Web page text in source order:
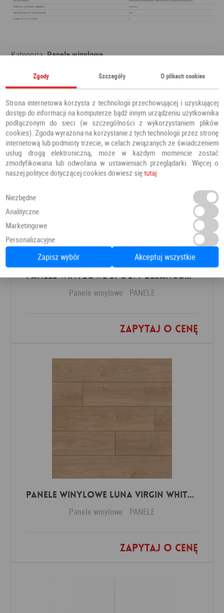
Kategoria:Panele winylowe
Polecamy również
Panele Winylowe SPC LVT Besancon 54641 Klasa 34 4.5 mm
Panele winylowe PANELE
Zapytaj o cenę
Dodaj do ulubionych
Panele winylowe Luna virgin white 57588 Klasa 34 3 mm
Panele winylowe PANELE
Zapytaj o cenę
Dodaj do ulubionych
Zgody Szczegóły O plikach cookies
Strona internetowa korzysta z technologii przechowującej i uzyskującej
dostęp do informacji na komputerze bądź innym urządzeniu użytkownika
podłączonym do sieci (w szczególności z wykorzystaniem plików
cookies). Zgoda wyrażona na korzystanie z tych technologii przez stronę
internetową lub podmioty trzecie, w celach związanych ze świadczeniem
usług drogą elektroniczną, może w każdym momencie zostać
zmodyfikowana lub odwołana w ustawieniach przeglądarki. Więcej o
naszej polityce dotyczącej cookies dowiesz siętutaj
Niezbędne
Analityczne
Marketingowe
Personalizacyjne
Zapisz wybór Akceptuj wszystkie